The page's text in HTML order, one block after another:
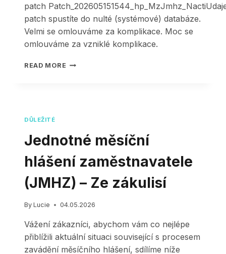
patch
patch spustíte do nulté (systémové) databáze.
Velmi se omlouváme za komplikace. Moc se
omlouváme za vzniklé komplikace.
READ MORE HELIOS
DŮLEŽITÉ
Jednotné měsíční
hlášení zaměstnavatele
(JMHZ) – Ze zákulisí
By Lucie 04.05.2026
Vážení zákazníci, abychom vám co nejlépe
přiblížili aktuální situaci související s procesem
zavádění měsíčního hlášení, sdílíme níže